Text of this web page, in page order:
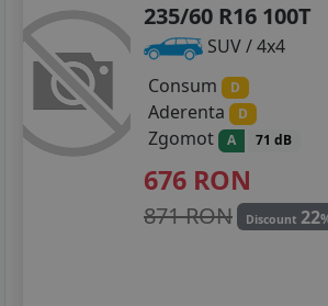
235/60 R16 100T
SUV / 4x4
Consum
D
Aderenta D
Zgomot A 71 dB
676 RON
871 RON Discount 22